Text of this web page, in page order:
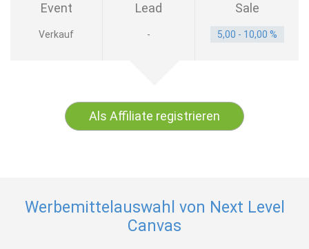
Event Lead Sale
Verkauf - 5,00 - 10,00 %
Als Affiliate registrieren
Werbemittelauswahl von Next Level
Canvas